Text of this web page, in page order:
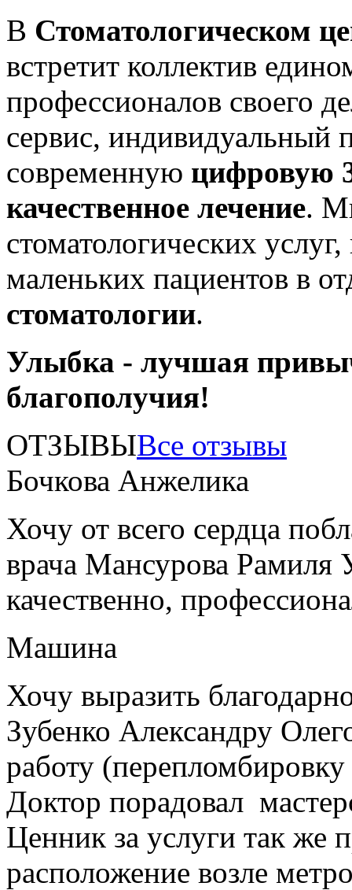
В Стоматологическом
встретит коллектив
профессионалов своего
сервис, индивидуальный
современную цифровую
качественное лечение.
стоматологических
маленьких пациентов в
стоматологии.
Улыбка - лучшая
благополучия!
ОТЗЫВЫВсе отзывы
Бочкова Анжелика
Хочу от всего сердца
врача Мансурова Рамиля
качественно,
Машина
Хочу выразить
Зубенко Александру
работу
Доктор порадовал
Ценник за услуги так же
расположение возле